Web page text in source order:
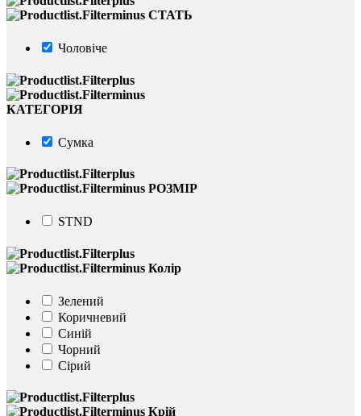
СТАТЬ
Чоловіче
КАТЕГОРІЯ
Сумка
РОЗМІР
STND
Колір
Зелений
Коричневий
Синій
Чорний
Сірий
Крій